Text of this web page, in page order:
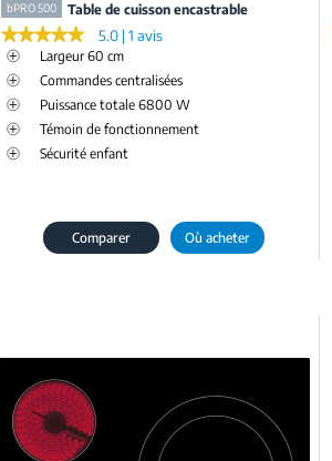
bPRO 500
Table de cuisson encastrable
★★★★★
★★★★★ 5.0 | 1 avis
Largeur 60 cm
Commandes centralisées
Puissance totale 6800 W
Témoin de fonctionnement
Sécurité enfant
Comparer Où acheter